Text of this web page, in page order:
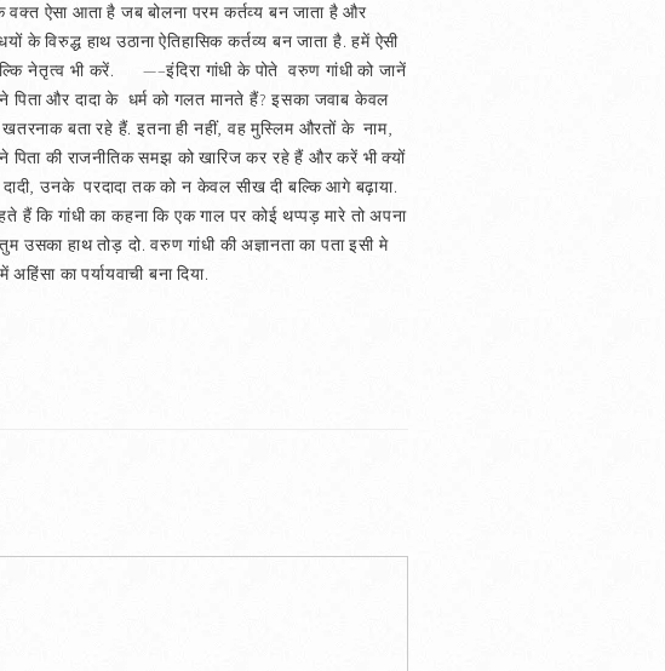
वक्त ऐसा आता है जब बोलना परम कर्तव्य बन जाता है और
के विरुद्ध हाथ उठाना ऐतिहासिक कर्तव्य बन जाता है. हमें ऐसी
नेतृत्व भी करें. —–इंदिरा गांधी के पोते वरुण गांधी को जानें
पिता और दादा के धर्म को गलत मानते हैं? इसका जवाब केवल
बता रहे हैं. इतना ही नहीं, वह मुस्लिम औरतों के नाम,
की राजनीतिक समझ को खारिज कर रहे हैं और करें भी क्यों
उनके परदादा तक को न केवल सीख दी बल्कि आगे बढ़ाया.
कि गांधी का कहना कि एक गाल पर कोई थप्पड़ मारे तो अपना
उसका हाथ तोड़ दो. वरुण गांधी की अज्ञानता का पता इसी मे
का पर्यायवाची बना दिया.